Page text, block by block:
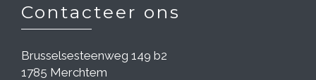
Contacteer ons
Brusselsesteenweg 149 b2
1785 Merchtem